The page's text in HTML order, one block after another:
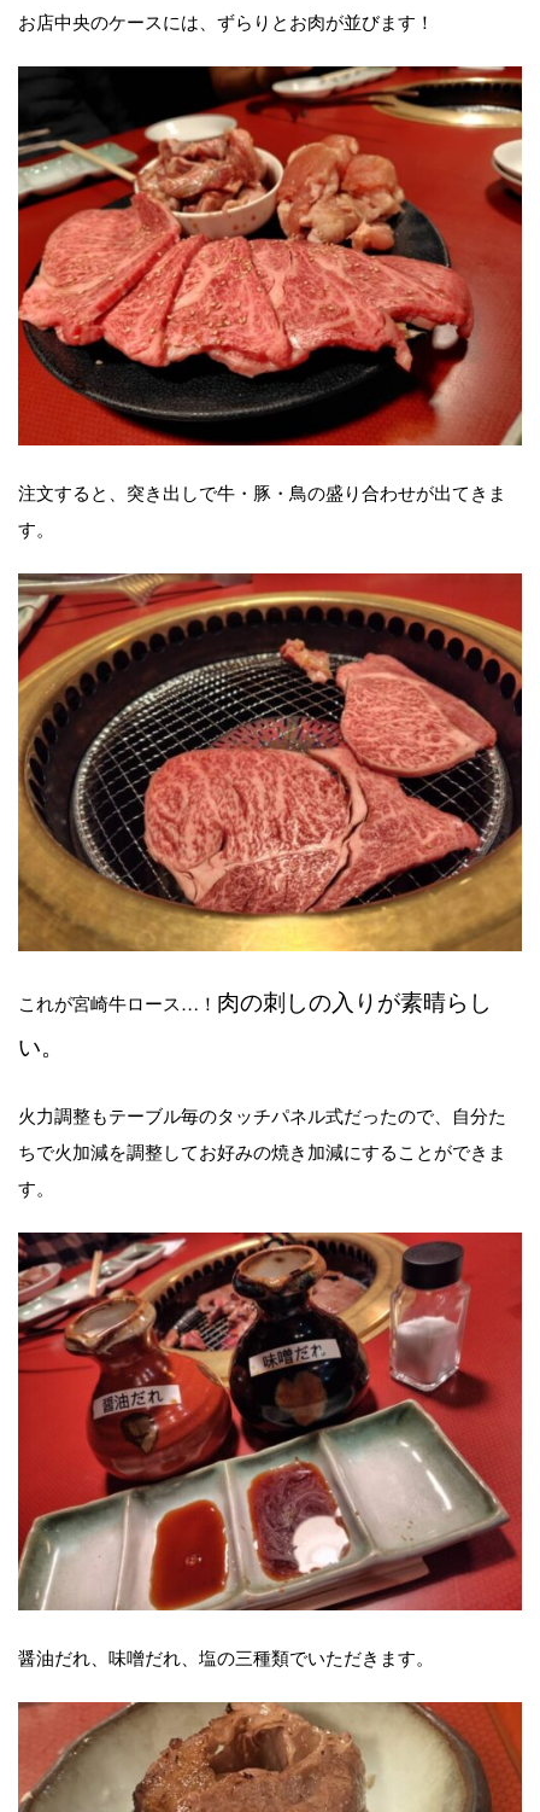
お店中央のケースには、ずらりとお肉が並びます！
注文すると、突き出しで牛・豚・鳥の盛り合わせが出てきま
す。
これが宮崎牛ロース…！ 肉の刺しの入りが素晴らし
い。
火力調整もテーブル毎のタッチパネル式だったので、自分た
ちで火加減を調整してお好みの焼き加減にすることができま
す。
醤油だれ、味噌だれ、塩の三種類でいただきます。